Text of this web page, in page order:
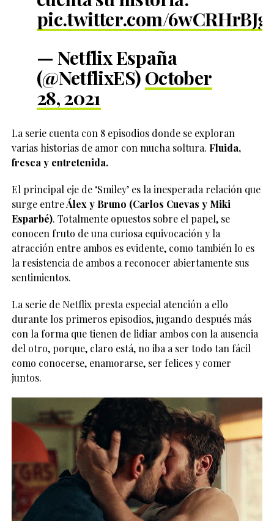
pic.twitter.com/
— Netflix España
(@NetflixES)October
28, 2021
La serie cuenta con 8 episodios donde se exploran
varias historias de amor con mucha soltura. Fluida,
fresca y entretenida.
El principal eje de ‘Smiley’ es la inesperada relación que
surge entreÁlex y Bruno (Carlos Cuevas y Miki
Esparbé). Totalmente opuestos sobre el papel, se
conocen fruto de una curiosa equivocación y la
atracción entre ambos es evidente, como también lo es
la resistencia de ambos a reconocer abiertamente sus
sentimientos.
La serie de Netflix presta especial atención a ello
durante los primeros episodios, jugando después más
con la forma que tienen de lidiar ambos con la ausencia
del otro, porque, claro está, no iba a ser todo tan fácil
como conocerse, enamorarse, ser felices y comer
juntos.